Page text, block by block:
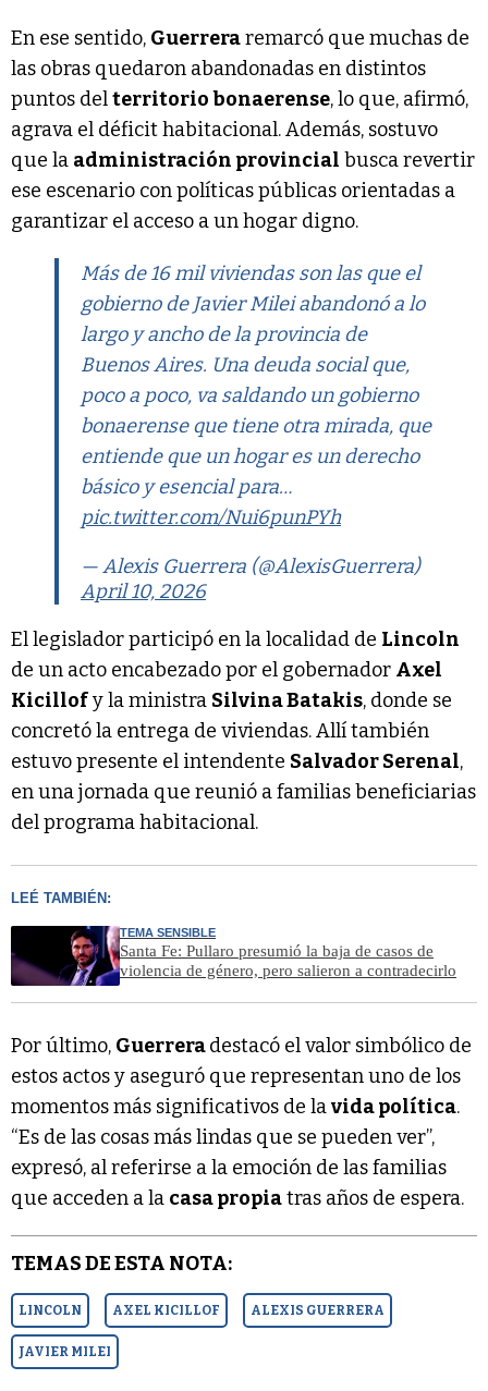
En ese sentido, Guerreraremarcó que muchas de
las obras quedaron abandonadas en distintos
puntos delterritorio bonaerense, lo que, afirmó,
agrava el déficit habitacional. Además, sostuvo
que la administración provincial busca revertir
ese escenario con políticas públicas orientadas a
garantizar el acceso a un hogar digno.
Más de 16 mil viviendas son las que el
gobierno de Javier Milei abandonó a lo
largo y ancho de la provincia de
Buenos Aires. Una deuda social que,
poco a poco, va saldando un gobierno
bonaerense que tiene otra mirada, que
entiende que un hogar es un derecho
básico y esencial para…
pic.twitter.com/Nui6punPYh
— Alexis Guerrera (@AlexisGuerrera)
April 10, 2026
El legislador participó en la localidad de Lincoln
de un acto encabezado por el gobernador Axel
Kicillofy la ministra Silvina Batakis, donde se
concretó la entrega de viviendas. Allí también
estuvo presente el intendente Salvador Serenal,
en una jornada que reunió a familias beneficiarias
del programa habitacional.
LEÉ TAMBIÉN:
TEMA SENSIBLE
Santa Fe: Pullaro presumió la baja de casos de
violencia de género, pero salieron a contradecirlo
Por último, Guerreradestacó el valor simbólico de
estos actos y aseguró que representan uno de los
momentos más significativos de lavida política.
“Es de las cosas más lindas que se pueden ver”,
expresó, al referirse a la emoción de las familias
que acceden a la casa propiatras años de espera.
TEMAS DE ESTA NOTA:
LINCOLN AXEL KICILLOF ALEXIS GUERRERA
JAVIER MILEI